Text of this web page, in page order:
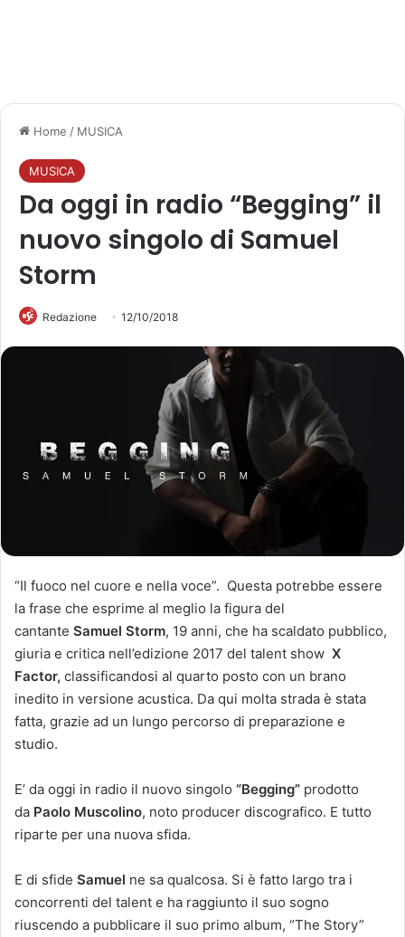
Home / MUSICA
MUSICA
Da oggi in radio “Begging” il
nuovo singolo di Samuel
Storm
Redazione 12/10/2018
“Il fuoco nel cuore e nella voce”. Questa potrebbe essere
la frase che esprime al meglio la figura del
cantante Samuel Storm, 19 anni, che ha scaldato pubblico,
giuria e critica nell’edizione 2017 del talent show X
Factor, classificandosi al quarto posto con un brano
inedito in versione acustica. Da qui molta strada è stata
fatta, grazie ad un lungo percorso di preparazione e
studio.
E’ da oggi in radio il nuovo singolo “Begging” prodotto
da Paolo Muscolino, noto producer discografico. E tutto
riparte per una nuova sfida.
E di sfide Samuel ne sa qualcosa. Si è fatto largo tra i
concorrenti del talent e ha raggiunto il suo sogno
riuscendo a pubblicare il suo primo album, “The Story”